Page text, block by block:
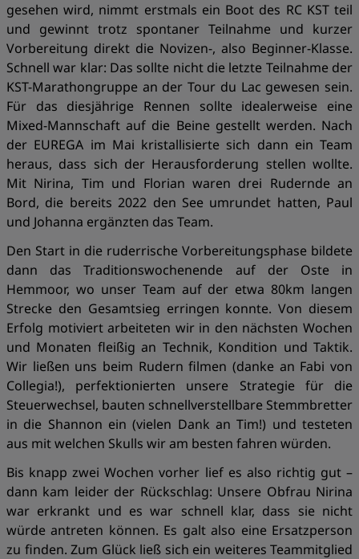
gesehen wird, nimmt erstmals ein Boot des RC KST teil
und gewinnt trotz spontaner Teilnahme und kurzer
Vorbereitung direkt die Novizen-, also Beginner-Klasse.
Schnell war klar: Das sollte nicht die letzte Teilnahme der
KST-Marathongruppe an der Tour du Lac gewesen sein.
Für das diesjährige Rennen sollte idealerweise eine
Mixed-Mannschaft auf die Beine gestellt werden. Nach
der EUREGA im Mai kristallisierte sich dann ein Team
heraus, dass sich der Herausforderung stellen wollte.
Mit Nirina, Tim und Florian waren drei Rudernde an
Bord, die bereits 2022 den See umrundet hatten, Paul
und Johanna ergänzten das Team.
Den Start in die ruderrische Vorbereitungsphase bildete
dann das Traditionswochenende auf der Oste in
Hemmoor, wo unser Team auf der etwa 80km langen
Strecke den Gesamtsieg erringen konnte. Von diesem
Erfolg motiviert arbeiteten wir in den nächsten Wochen
und Monaten fleißig an Technik, Kondition und Taktik.
Wir ließen uns beim Rudern filmen (danke an Fabi von
Collegia!), perfektionierten unsere Strategie für die
Steuerwechsel, bauten schnellverstellbare Stemmbretter
in die Shannon ein (vielen Dank an Tim!) und testeten
aus mit welchen Skulls wir am besten fahren würden.
Bis knapp zwei Wochen vorher lief es also richtig gut –
dann kam leider der Rückschlag: Unsere Obfrau Nirina
war erkrankt und es war schnell klar, dass sie nicht
würde antreten können. Es galt also eine Ersatzperson
zu finden. Zum Glück ließ sich ein weiteres Teammitglied